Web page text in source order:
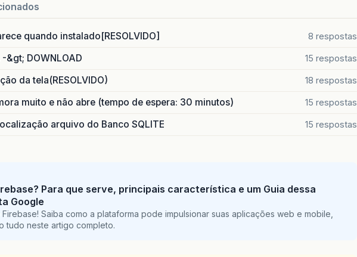
quando instalado[RESOLVIDO] 8 respostas
&gt; DOWNLOAD 15 respostas
da tela(RESOLVIDO) 18 respostas
muito e não abre (tempo de espera: 30 minutos) 15 respostas
arquivo do Banco SQLITE 15 respostas
Para que serve, principais característica e um Guia dessa
Google
Saiba como a plataforma pode impulsionar suas aplicações web e mobile,
tudo neste artigo completo.